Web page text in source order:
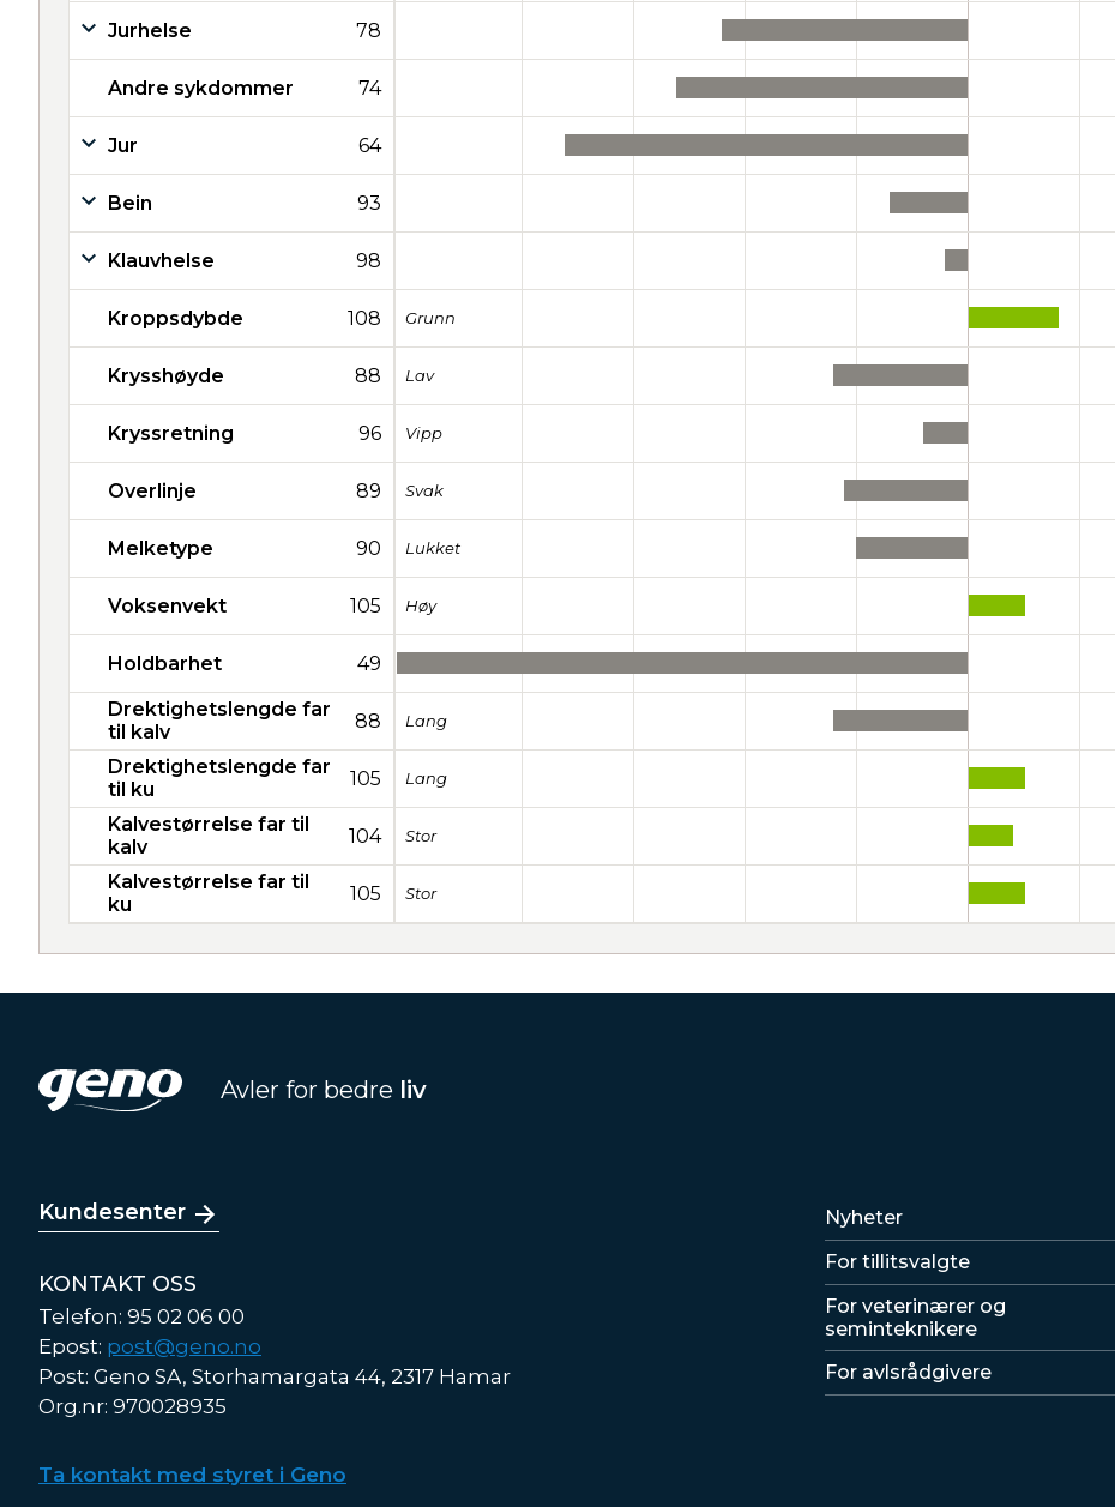
Jurhelse 78
Andre sykdommer 74
Jur 64
Bein 93
Klauvhelse 98
Kroppsdybde 108 Grunn
Krysshøyde 88 Lav
Kryssretning 96 Vipp
Overlinje 89 Svak
Melketype 90 Lukket
Voksenvekt 105 Høy
Holdbarhet 49
Drektighetslengde far
til kalv
88 Lang
Drektighetslengde far
til ku
105 Lang
Kalvestørrelse far til
kalv
104 Stor
Kalvestørrelse far til
ku
105 Stor
Avler for bedre liv
Kundesenter
KONTAKT OSS
Telefon: 95 02 06 00
Epost: post@geno.no
Post: Geno SA, Storhamargata 44, 2317 Hamar
Org.nr: 970028935
Ta kontakt med styret i Geno
Lenker
Nyheter
For tillitsvalgte
For veterinærer og
seminteknikere
For avlsrådgivere